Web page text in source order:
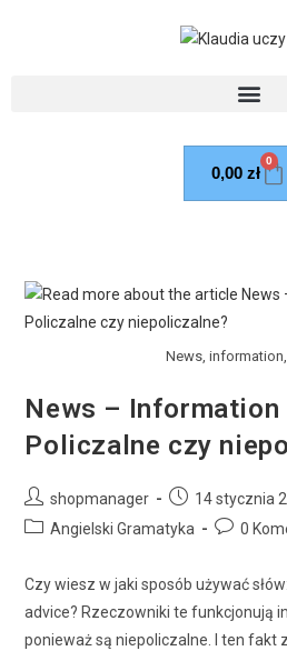
0,00 zł
0
News,
News – Information
Policzalne czy
shopmanager
14 stycznia
Angielski Gramatyka
0
Czy wiesz w jaki sposób używać
advice? Rzeczowniki te funkcjonują
ponieważ są niepoliczalne. I ten fakt